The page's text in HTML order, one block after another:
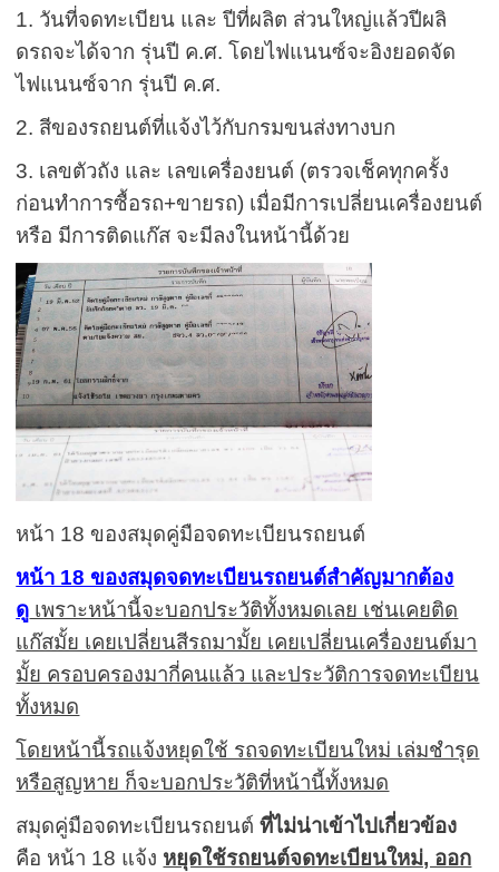
1. วันที่จดทะเบียน และ ปีที่ผลิต ส่วนใหญ่แล้วปีผลิ
ดรถจะได้จาก รุ่นปี ค.ศ. โดยไฟแนนซ์จะอิงยอดจัด
ไฟแนนซ์จาก รุ่นปี ค.ศ.
2. สีของรถยนต์ที่แจ้งไว้กับกรมขนส่งทางบก
3. เลขตัวถัง และ เลขเครื่องยนต์ (ตรวจเช็คทุกครั้ง
ก่อนทำการซื้อรถ+ขายรถ) เมื่อมีการเปลี่ยนเครื่องยนต์
หรือ มีการติดแก๊ส จะมีลงในหน้านี้ด้วย
หน้า 18 ของสมุดคู่มือจดทะเบียนรถยนต์
หน้า 18 ของสมุดจดทะเบียนรถยนต์สำคัญมากต้อง
ดู เพราะหน้านี้จะบอกประวัติทั้งหมดเลย เช่นเคยติด
แก๊สมั้ย เคยเปลี่ยนสีรถมามั้ย เคยเปลี่ยนเครื่องยนต์มา
มั้ย ครอบครองมากี่คนแล้ว และประวัติการจดทะเบียน
ทั้งหมด
โดยหน้านี้รถแจ้งหยุดใช้ รถจดทะเบียนใหม่ เล่มชำรุด
หรือสูญหาย ก็จะบอกประวัติที่หน้านี้ทั้งหมด
สมุดคู่มือจดทะเบียนรถยนต์ที่ไม่น่าเข้าไปเกี่ยวข้อง
คือ หน้า 18 แจ้ง หยุดใช้รถยนต์จดทะเบียนใหม่, ออก